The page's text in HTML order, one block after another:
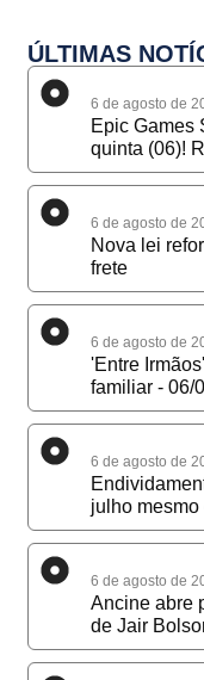
ÚLTIMAS
6 de agosto de
Epic Games
quinta (06)!
6 de agosto de
Nova lei
frete
6 de agosto de
'Entre
familiar - 06/
6 de agosto de
julho
6 de agosto de
Ancine abre
de Jair